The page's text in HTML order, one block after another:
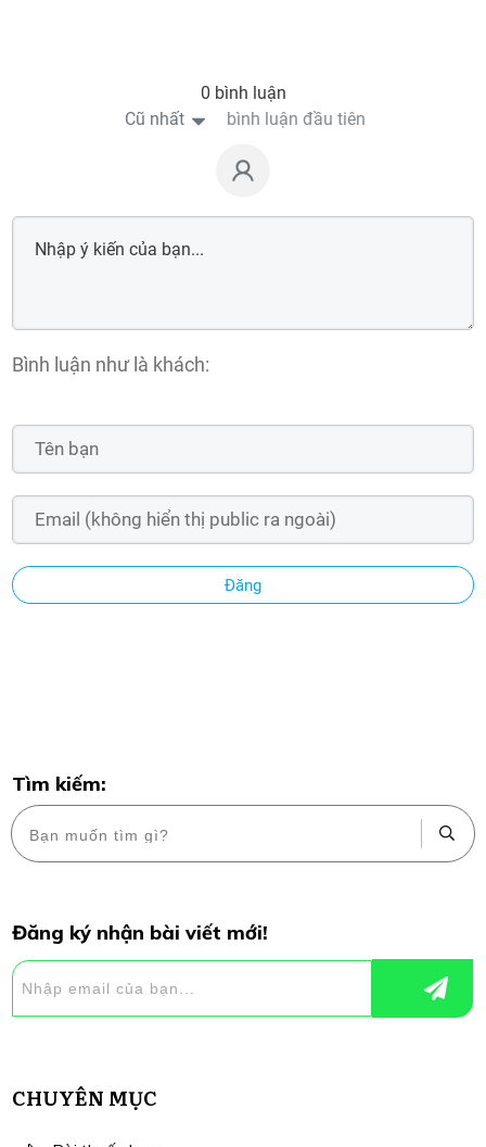
0 bình luận
Cũ nhất
bình luận đầu tiên
Bình luận như là khách:
Đăng
Tìm kiếm:
Đăng ký nhận bài viết mới!
CHUYÊN MỤC